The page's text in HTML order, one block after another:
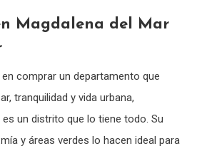
Magdalena del Mar
comprar un departamento que
tranquilidad y vida urbana,
es un distrito que lo tiene todo. Su
y áreas verdes lo hacen ideal para